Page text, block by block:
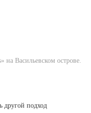
на Васильевском острове.
другой подход